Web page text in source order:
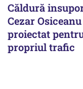
Căldură
Cezar
proiectat
propriul trafic